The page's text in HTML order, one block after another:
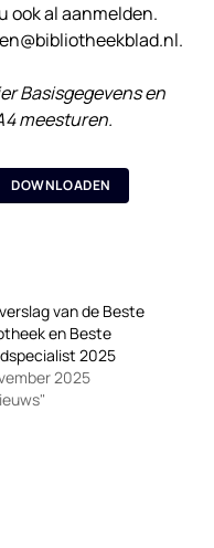
ook al aanmelden.
Basisgegevens en
meesturen.
DOWNLOADEN
van de Beste
en Beste
2025
2025